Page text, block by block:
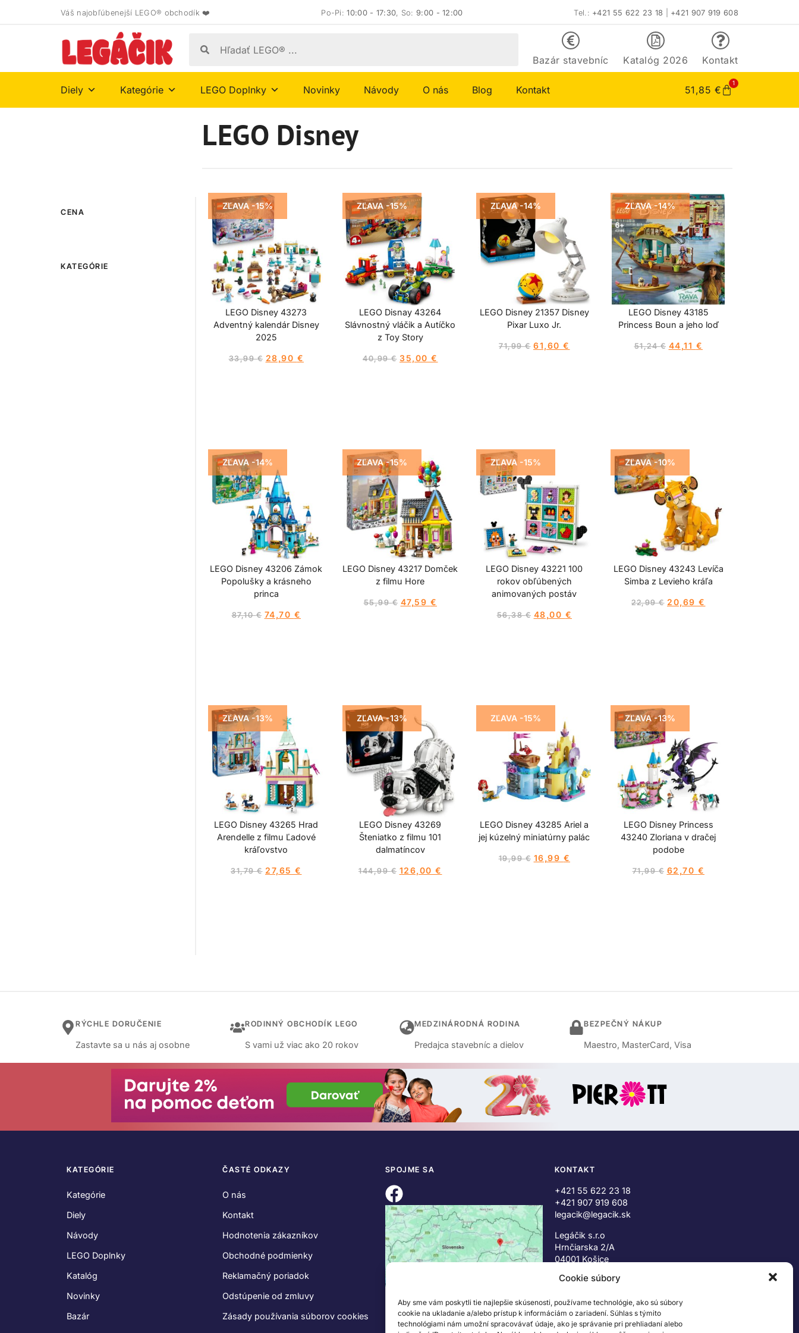
Cookie súbory
Aby sme vám poskytli tie najlepšie skúsenosti, používame technológie, ako sú súbory
cookie na ukladanie a/alebo prístup k informáciám o zariadení. Súhlas s týmito
technológiami nám umožní spracovávať údaje, ako je správanie pri prehliadaní alebo
Váš najobľúbenejší LEGO® obchodík ❤️ Po-Pi:10:00 - 17:30, So:9:00 - 12:00 Tel.: +421 55 622 23 18 +421 907 919 608
Bazár stavebníc Katalóg 2026 Kontakt
Diely Kategórie LEGO Doplnky Novinky Návody O nás Blog Kontakt 51,85 €
1
CENA
KATEGÓRIE
LEGO Disney
ZĽAVA -15%
LEGO Disney 43273
Adventný kalendár Disney
2025
33,99€ 28,90 €
ZĽAVA -15%
LEGO Disnay 43264
Slávnostný vláčik a Autíčko
z Toy Story
40,99€ 35,00 €
ZĽAVA -14%
LEGO Disney 21357 Disney
Pixar Luxo Jr.
71,99€ 61,60 €
ZĽAVA -14%
LEGO Disney 43185
Princess Boun a jeho loď
51,24€ 44,11 €
ZĽAVA -14%
LEGO Disney 43206 Zámok
Popolušky a krásneho
princa
87,10€ 74,70 €
ZĽAVA -15%
LEGO Disney 43217 Domček
z filmu Hore
55,99€ 47,59 €
ZĽAVA -15%
LEGO Disney 43221 100
rokov obľúbených
animovaných postáv
56,38€ 48,00 €
ZĽAVA -10%
LEGO Disney 43243 Levíča
Simba z Levieho kráľa
22,99€ 20,69 €
ZĽAVA -13%
LEGO Disney 43265 Hrad
Arendelle z filmu Ľadové
kráľovstvo
31,79€ 27,65 €
ZĽAVA -13%
LEGO Disney 43269
Šteniatko z filmu 101
dalmatíncov
144,99€ 126,00 €
ZĽAVA -15%
LEGO Disney 43285 Ariel a
jej kúzelný miniatúrny palác
19,99€ 16,99 €
ZĽAVA -13%
LEGO Disney Princess
43240 Zloriana v dračej
podobe
71,99€ 62,70 €
RÝCHLE DORUČENIE
Zastavte sa u nás aj osobne
RODINNÝ OBCHODÍK LEGO
S vami už viac ako 20 rokov
MEDZINÁRODNÁ RODINA
Predajca stavebníc a dielov
BEZPEČNÝ NÁKUP
Maestro, MasterCard, Visa
KATEGÓRIE
Kategórie
Diely
Návody
LEGO Doplnky
Katalóg
Novinky
Bazár
ČASTÉ ODKAZY
O nás
Kontakt
Hodnotenia zákazníkov
Obchodné podmienky
Reklamačný poriadok
Odstúpenie od zmluvy
Zásady používania súborov cookies
SPOJME SA KONTAKT
+421 55 622 23 18
+421 907 919 608
legacik@legacik.sk
Legáčik s.r.o
Hrnčiarska 2/A
04001 Košice
IČ DPH: SK2023978330